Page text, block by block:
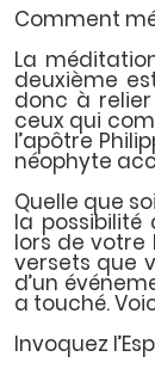
Comment
La
deuxième
donc à
ceux qui
l’apôtre
néophyte
Quelle que
la
lors de votre
versets que
d’un
a touché.
Invoquez